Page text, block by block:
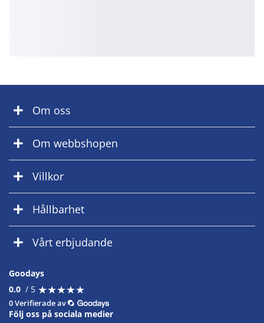
Om oss
Om webbshopen
Villkor
Hållbarhet
Vårt erbjudande
Goodays
0.0 / 5 ★★★★★
★★★★★
0 Verifierade av
Följ oss på sociala medier